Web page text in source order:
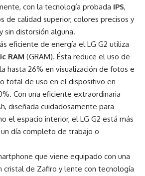
con la tecnología probada IPS,
de calidad superior, colores precisos y
sin distorsión alguna.
eficiente de energía el LG G2 utiliza
RAM (GRAM). Ésta reduce el uso de
hasta 26% en visualización de fotos e
total de uso en el dispositivo en
Con una eficiente extraordinaria
diseñada cuidadosamente para
el espacio interior, el LG G2 está más
día completo de trabajo o
que viene equipado con una
cristal de Zafiro y lente con tecnología